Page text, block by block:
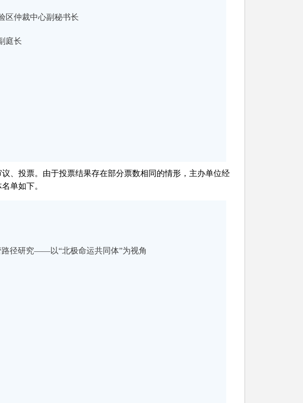
区仲裁中心副秘书长
庭长
、投票。由于投票结果存在部分票数相同的情形，主办单位经
单如下。
径研究——以“北极命运共同体”为视角